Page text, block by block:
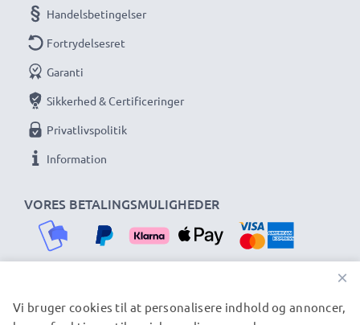
VORES BETALINGSMULIGHEDER
Handelsbetingelser
Fortrydelsesret
Garanti
Sikkerhed & Certificeringer
Privatlivspolitik
Information
VORES FORSENDELSESPARTNERE
×
Vi bruger cookies til at personalisere indhold og annoncer,